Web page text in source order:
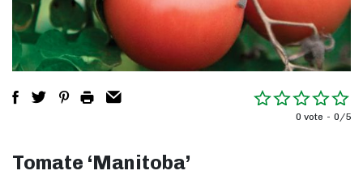
0 vote 0/5
Tomate ‘Manitoba’